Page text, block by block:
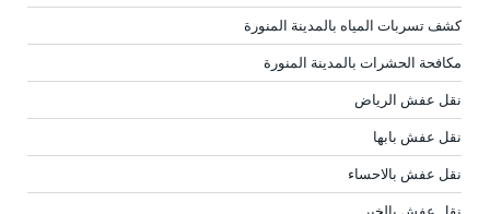
كشف تسربات المياه بالمدينة المنورة
مكافحة الحشرات بالمدينة المنورة
نقل عفش الرياض
نقل عفش بابها
نقل عفش بالاحساء